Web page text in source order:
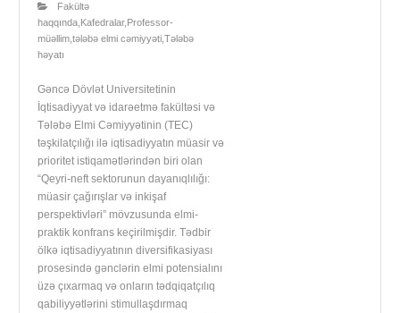
Fakültə
haqqında, Kafedralar, Professor-
müəllim, tələbə elmi cəmiyyəti, Tələbə
həyatı
Gəncə Dövlət Universitetinin
İqtisadiyyat və idarəetmə fakültəsi və
Tələbə Elmi Cəmiyyətinin (TEC)
təşkilatçılığı ilə iqtisadiyyatın müasir və
prioritet istiqamətlərindən biri olan
“Qeyri-neft sektorunun dayanıqlılığı:
müasir çağırışlar və inkişaf
perspektivləri” mövzusunda elmi-
praktik konfrans keçirilmişdir. Tədbir
ölkə iqtisadiyyatının diversifikasiyası
prosesində gənclərin elmi potensialını
üzə çıxarmaq və onların tədqiqatçılıq
qabiliyyətlərini stimullaşdırmaq